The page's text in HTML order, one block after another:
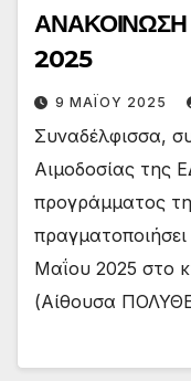
ΑΝΑΚΟΙΝΩΣΗ
2025
9 ΜΑΪ́ΟΥ 2025
Συναδέλφισσα,
Αιμοδοσίας της
προγράμματος
Μαΐου 2025 στο
(Αίθουσα